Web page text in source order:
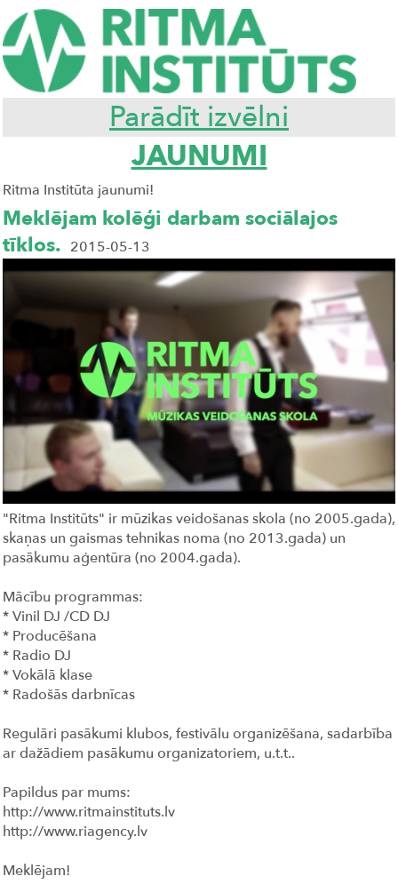
Parādīt izvēlni
JAUNUMI
Ritma Institūta jaunumi!
Meklējam kolēģi darbam sociālajos
tīklos. 2015-05-13
"Ritma Institūts" ir mūzikas veidošanas skola (no 2005.gada),
skaņas un gaismas tehnikas noma (no 2013.gada) un
pasākumu aģentūra (no 2004.gada).
Mācību programmas:
* Vinil DJ /CD DJ
* Producēšana
* Radio DJ
* Vokālā klase
* Radošās darbnīcas
Regulāri pasākumi klubos, festivālu organizēšana, sadarbība
ar dažādiem pasākumu organizatoriem, u.t.t..
Papildus par mums:
http://www.ritmainstituts.lv
http://www.riagency.lv
Meklējam!